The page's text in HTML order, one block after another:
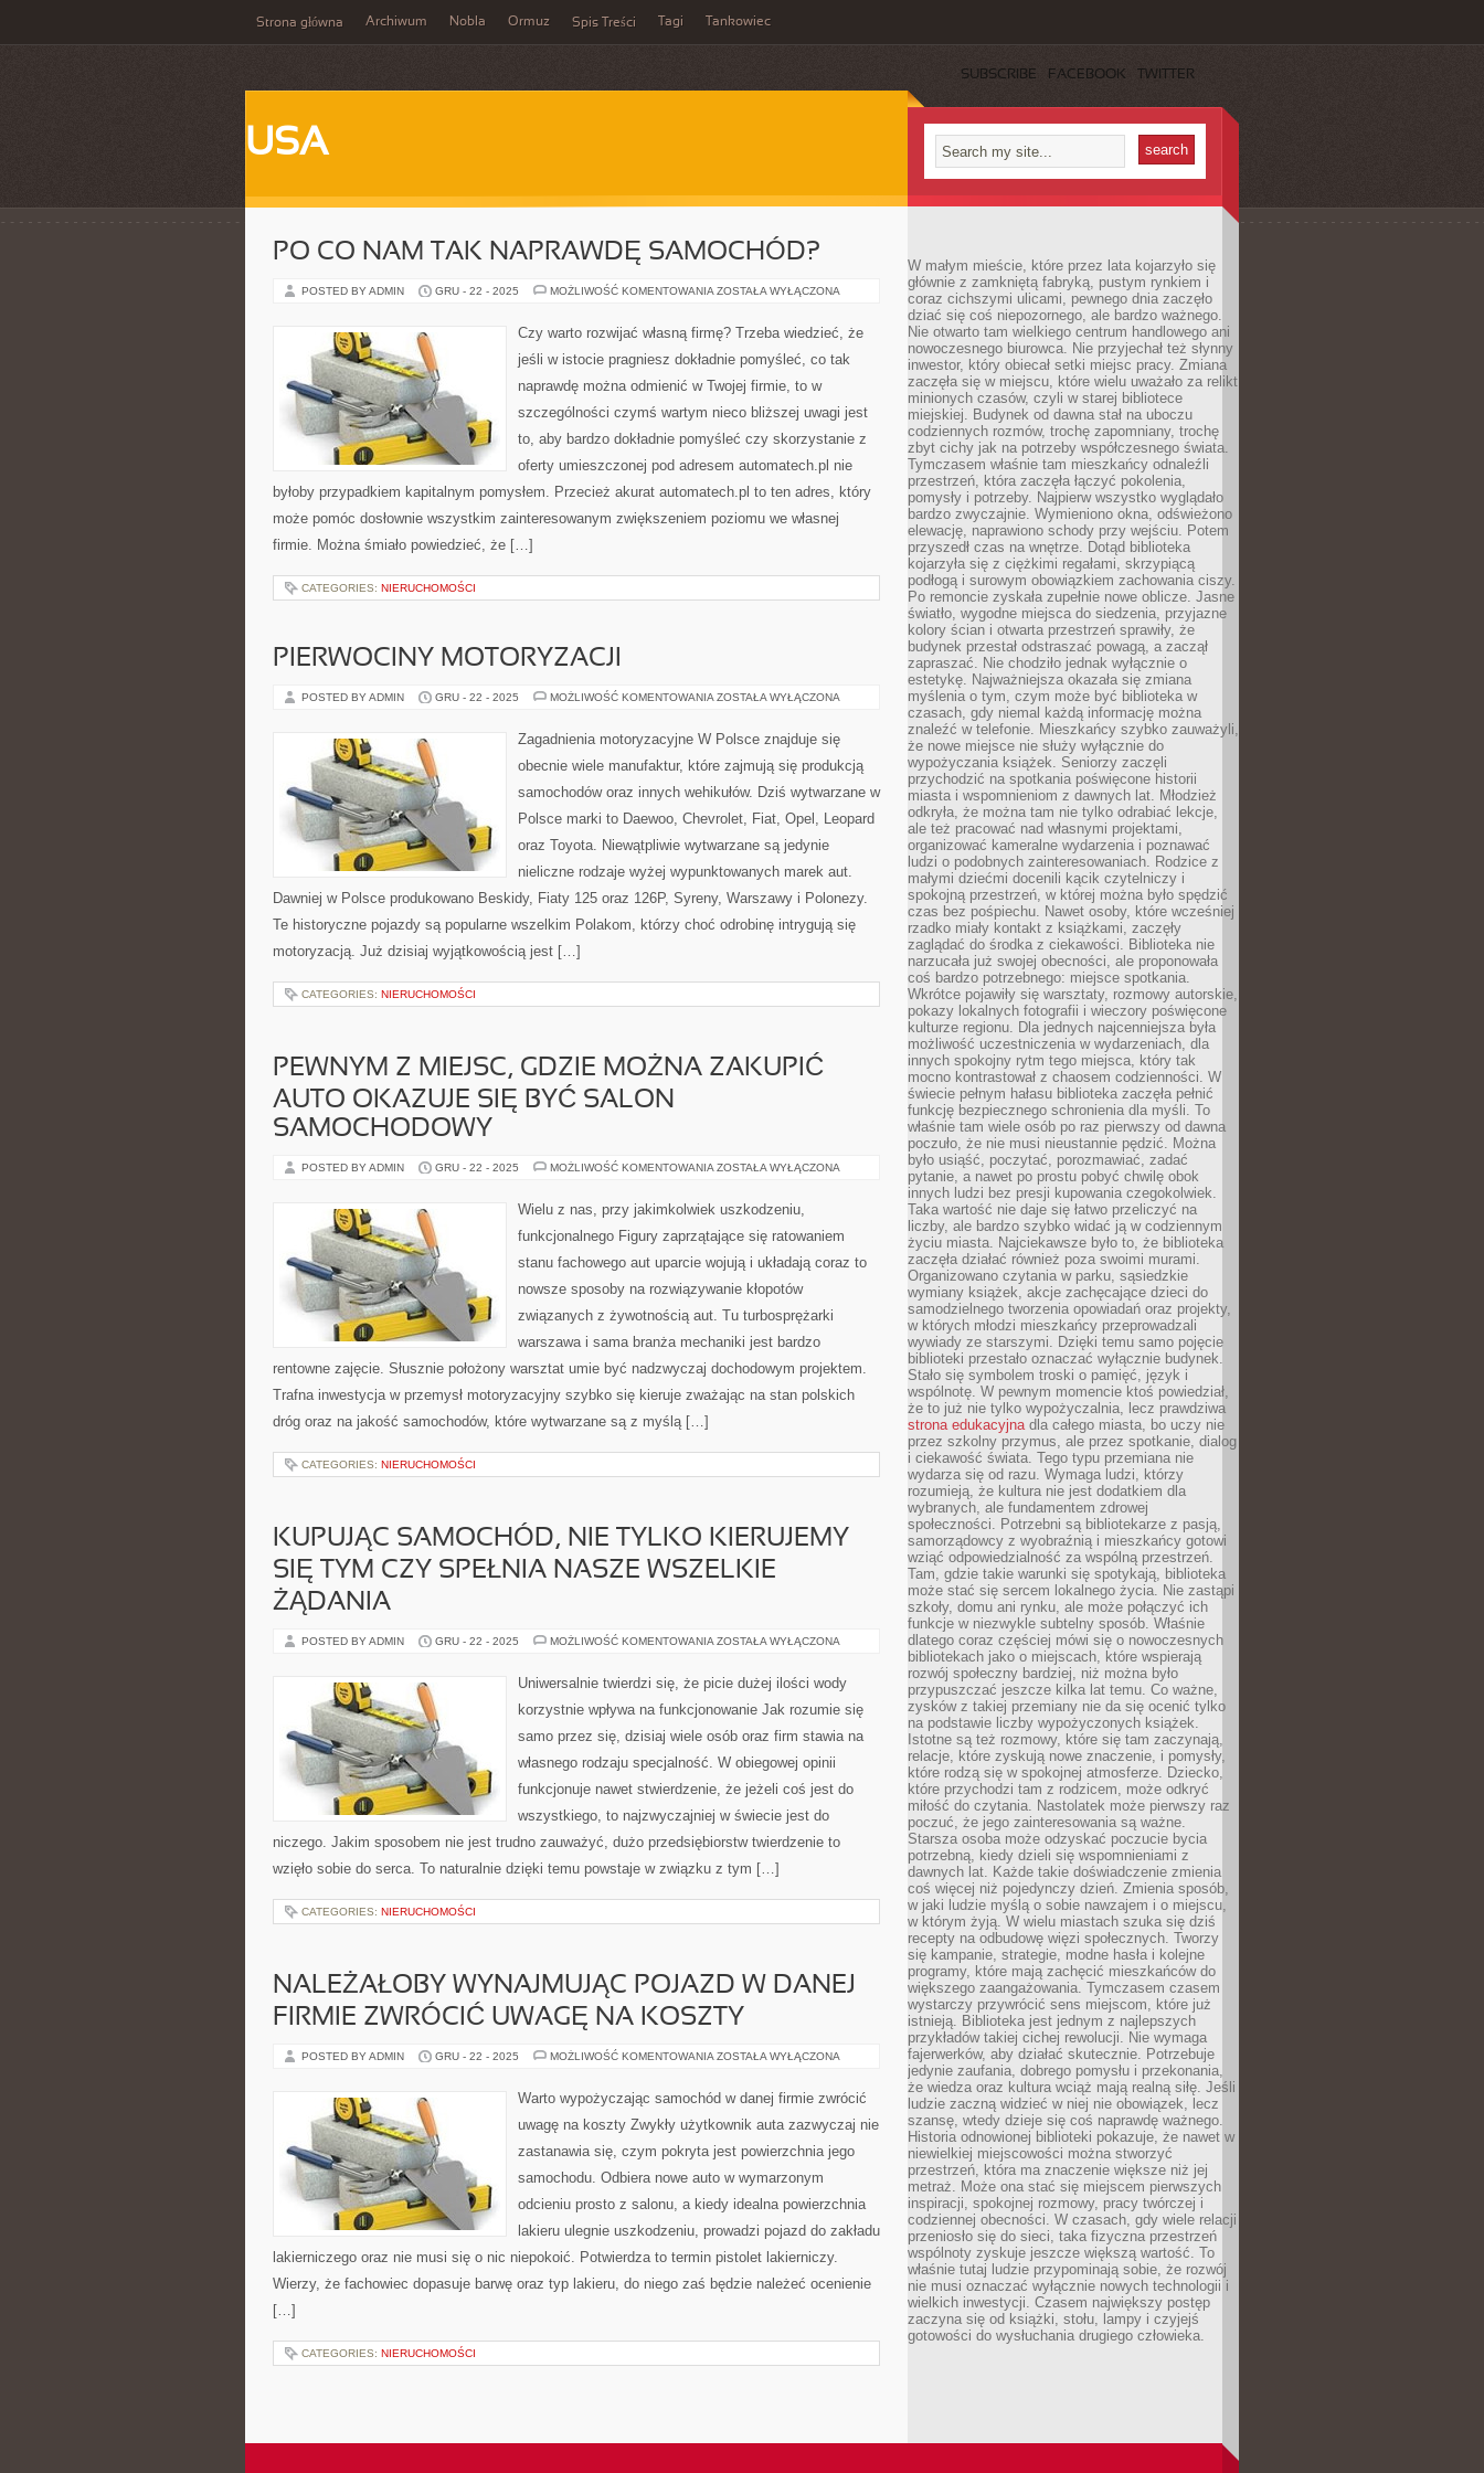
Strona główna Archiwum Nobla Ormuz Spis Treści Tagi Tankowiec
SUBSCRIBE FACEBOOK TWITTER
USA
PO CO NAM TAK NAPRAWDĘ SAMOCHÓD?
POSTED BY ADMIN GRU - 22 - 2025 MOŻLIWOŚĆ KOMENTOWANIA PO
TAK
NAPRAWDĘ
ZOSTAŁA WYŁĄCZONA
Czy warto rozwijać własną firmę? Trzeba wiedzieć, że
jeśli w istocie pragniesz dokładnie pomyśleć, co tak
naprawdę można odmienić w Twojej firmie, to w
szczególności czymś wartym nieco bliższej uwagi jest
to, aby bardzo dokładnie pomyśleć czy skorzystanie z
oferty umieszczonej pod adresem automatech.pl nie
byłoby przypadkiem kapitalnym pomysłem. Przecież akurat automatech.pl to ten adres, który
może pomóc dosłownie wszystkim zainteresowanym zwiększeniem poziomu we własnej
firmie. Można śmiało powiedzieć, że […]
CATEGORIES: NIERUCHOMOŚCI
PIERWOCINY MOTORYZACJI
POSTED BY ADMIN GRU - 22 - 2025 MOŻLIWOŚĆ KOMENTOWANIA PIERWOCINY
ZOSTAŁA WYŁĄCZONA
Zagadnienia motoryzacyjne W Polsce znajduje się
obecnie wiele manufaktur, które zajmują się produkcją
samochodów oraz innych wehikułów. Dziś wytwarzane w
Polsce marki to Daewoo, Chevrolet, Fiat, Opel, Leopard
oraz Toyota. Niewątpliwie wytwarzane są jedynie
nieliczne rodzaje wyżej wypunktowanych marek aut.
Dawniej w Polsce produkowano Beskidy, Fiaty 125 oraz 126P, Syreny, Warszawy i Polonezy.
Te historyczne pojazdy są popularne wszelkim Polakom, którzy choć odrobinę intrygują się
motoryzacją. Już dzisiaj wyjątkowością jest […]
CATEGORIES: NIERUCHOMOŚCI
PEWNYM Z MIEJSC, GDZIE MOŻNA ZAKUPIĆ
AUTO OKAZUJE SIĘ BYĆ SALON
SAMOCHODOWY
POSTED BY ADMIN GRU - 22 - 2025 MOŻLIWOŚĆ KOMENTOWANIA PEWNYM
GDZIE
MOŻNA
AUTO
SIĘ
SALON
SAMOCHODOWY
ZOSTAŁA WYŁĄCZONA
Wielu z nas, przy jakimkolwiek uszkodzeniu,
funkcjonalnego Figury zaprzątające się ratowaniem
stanu fachowego aut uparcie wojują i układają coraz to
nowsze sposoby na rozwiązywanie kłopotów
związanych z żywotnością aut. Tu turbosprężarki
warszawa i sama branża mechaniki jest bardzo
rentowne zajęcie. Słusznie położony warsztat umie być nadzwyczaj dochodowym projektem.
Trafna inwestycja w przemysł motoryzacyjny szybko się kieruje zważając na stan polskich
dróg oraz na jakość samochodów, które wytwarzane są z myślą […]
CATEGORIES: NIERUCHOMOŚCI
KUPUJĄC SAMOCHÓD, NIE TYLKO KIERUJEMY
SIĘ TYM CZY SPEŁNIA NASZE WSZELKIE
ŻĄDANIA
POSTED BY ADMIN GRU - 22 - 2025 MOŻLIWOŚĆ KOMENTOWANIA KUPUJĄC
TYLKO
KIERUJEMY
TYM
SPEŁNIA
WSZELKIE
ŻĄDANIA
ZOSTAŁA WYŁĄCZONA
Uniwersalnie twierdzi się, że picie dużej ilości wody
korzystnie wpływa na funkcjonowanie Jak rozumie się
samo przez się, dzisiaj wiele osób oraz firm stawia na
własnego rodzaju specjalność. W obiegowej opinii
funkcjonuje nawet stwierdzenie, że jeżeli coś jest do
wszystkiego, to najzwyczajniej w świecie jest do
niczego. Jakim sposobem nie jest trudno zauważyć, dużo przedsiębiorstw twierdzenie to
wzięło sobie do serca. To naturalnie dzięki temu powstaje w związku z tym […]
CATEGORIES: NIERUCHOMOŚCI
NALEŻAŁOBY WYNAJMUJĄC POJAZD W DANEJ
FIRMIE ZWRÓCIĆ UWAGĘ NA KOSZTY
POSTED BY ADMIN GRU - 22 - 2025 MOŻLIWOŚĆ KOMENTOWANIA NALEŻAŁOBY
W
DANEJ
ZWRÓCIĆ
NA
ZOSTAŁA WYŁĄCZONA
Warto wypożyczając samochód w danej firmie zwrócić
uwagę na koszty Zwykły użytkownik auta zazwyczaj nie
zastanawia się, czym pokryta jest powierzchnia jego
samochodu. Odbiera nowe auto w wymarzonym
odcieniu prosto z salonu, a kiedy idealna powierzchnia
lakieru ulegnie uszkodzeniu, prowadzi pojazd do zakładu
lakierniczego oraz nie musi się o nic niepokoić. Potwierdza to termin pistolet lakierniczy.
Wierzy, że fachowiec dopasuje barwę oraz typ lakieru, do niego zaś będzie należeć ocenienie
[…]
CATEGORIES: NIERUCHOMOŚCI
W małym mieście, które przez lata kojarzyło się
głównie z zamkniętą fabryką, pustym rynkiem i
coraz cichszymi ulicami, pewnego dnia zaczęło
dziać się coś niepozornego, ale bardzo ważnego.
Nie otwarto tam wielkiego centrum handlowego ani
nowoczesnego biurowca. Nie przyjechał też słynny
inwestor, który obiecał setki miejsc pracy. Zmiana
zaczęła się w miejscu, które wielu uważało za relikt
minionych czasów, czyli w starej bibliotece
miejskiej. Budynek od dawna stał na uboczu
codziennych rozmów, trochę zapomniany, trochę
zbyt cichy jak na potrzeby współczesnego świata.
Tymczasem właśnie tam mieszkańcy odnaleźli
przestrzeń, która zaczęła łączyć pokolenia,
pomysły i potrzeby. Najpierw wszystko wyglądało
bardzo zwyczajnie. Wymieniono okna, odświeżono
elewację, naprawiono schody przy wejściu. Potem
przyszedł czas na wnętrze. Dotąd biblioteka
kojarzyła się z ciężkimi regałami, skrzypiącą
podłogą i surowym obowiązkiem zachowania ciszy.
Po remoncie zyskała zupełnie nowe oblicze. Jasne
światło, wygodne miejsca do siedzenia, przyjazne
kolory ścian i otwarta przestrzeń sprawiły, że
budynek przestał odstraszać powagą, a zaczął
zapraszać. Nie chodziło jednak wyłącznie o
estetykę. Najważniejsza okazała się zmiana
myślenia o tym, czym może być biblioteka w
czasach, gdy niemal każdą informację można
znaleźć w telefonie. Mieszkańcy szybko zauważyli,
że nowe miejsce nie służy wyłącznie do
wypożyczania książek. Seniorzy zaczęli
przychodzić na spotkania poświęcone historii
miasta i wspomnieniom z dawnych lat. Młodzież
odkryła, że można tam nie tylko odrabiać lekcje,
ale też pracować nad własnymi projektami,
organizować kameralne wydarzenia i poznawać
ludzi o podobnych zainteresowaniach. Rodzice z
małymi dziećmi docenili kącik czytelniczy i
spokojną przestrzeń, w której można było spędzić
czas bez pośpiechu. Nawet osoby, które wcześniej
rzadko miały kontakt z książkami, zaczęły
zaglądać do środka z ciekawości. Biblioteka nie
narzucała już swojej obecności, ale proponowała
coś bardzo potrzebnego: miejsce spotkania.
Wkrótce pojawiły się warsztaty, rozmowy autorskie,
pokazy lokalnych fotografii i wieczory poświęcone
kulturze regionu. Dla jednych najcenniejsza była
możliwość uczestniczenia w wydarzeniach, dla
innych spokojny rytm tego miejsca, który tak
mocno kontrastował z chaosem codzienności. W
świecie pełnym hałasu biblioteka zaczęła pełnić
funkcję bezpiecznego schronienia dla myśli. To
właśnie tam wiele osób po raz pierwszy od dawna
poczuło, że nie musi nieustannie pędzić. Można
było usiąść, poczytać, porozmawiać, zadać
pytanie, a nawet po prostu pobyć chwilę obok
innych ludzi bez presji kupowania czegokolwiek.
Taka wartość nie daje się łatwo przeliczyć na
liczby, ale bardzo szybko widać ją w codziennym
życiu miasta. Najciekawsze było to, że biblioteka
zaczęła działać również poza swoimi murami.
Organizowano czytania w parku, sąsiedzkie
wymiany książek, akcje zachęcające dzieci do
samodzielnego tworzenia opowiadań oraz projekty,
w których młodzi mieszkańcy przeprowadzali
wywiady ze starszymi. Dzięki temu samo pojęcie
biblioteki przestało oznaczać wyłącznie budynek.
Stało się symbolem troski o pamięć, język i
wspólnotę. W pewnym momencie ktoś powiedział,
że to już nie tylko wypożyczalnia, lecz prawdziwa
strona edukacyjnadla całego miasta, bo uczy nie
przez szkolny przymus, ale przez spotkanie, dialog
i ciekawość świata. Tego typu przemiana nie
wydarza się od razu. Wymaga ludzi, którzy
rozumieją, że kultura nie jest dodatkiem dla
wybranych, ale fundamentem zdrowej
społeczności. Potrzebni są bibliotekarze z pasją,
samorządowcy z wyobraźnią i mieszkańcy gotowi
wziąć odpowiedzialność za wspólną przestrzeń.
Tam, gdzie takie warunki się spotykają, biblioteka
może stać się sercem lokalnego życia. Nie zastąpi
szkoły, domu ani rynku, ale może połączyć ich
funkcje w niezwykle subtelny sposób. Właśnie
dlatego coraz częściej mówi się o nowoczesnych
bibliotekach jako o miejscach, które wspierają
rozwój społeczny bardziej, niż można było
przypuszczać jeszcze kilka lat temu. Co ważne,
zysków z takiej przemiany nie da się ocenić tylko
na podstawie liczby wypożyczonych książek.
Istotne są też rozmowy, które się tam zaczynają,
relacje, które zyskują nowe znaczenie, i pomysły,
które rodzą się w spokojnej atmosferze. Dziecko,
które przychodzi tam z rodzicem, może odkryć
miłość do czytania. Nastolatek może pierwszy raz
poczuć, że jego zainteresowania są ważne.
Starsza osoba może odzyskać poczucie bycia
potrzebną, kiedy dzieli się wspomnieniami z
dawnych lat. Każde takie doświadczenie zmienia
coś więcej niż pojedynczy dzień. Zmienia sposób,
w jaki ludzie myślą o sobie nawzajem i o miejscu,
w którym żyją. W wielu miastach szuka się dziś
recepty na odbudowę więzi społecznych. Tworzy
się kampanie, strategie, modne hasła i kolejne
programy, które mają zachęcić mieszkańców do
większego zaangażowania. Tymczasem czasem
wystarczy przywrócić sens miejscom, które już
istnieją. Biblioteka jest jednym z najlepszych
przykładów takiej cichej rewolucji. Nie wymaga
fajerwerków, aby działać skutecznie. Potrzebuje
jedynie zaufania, dobrego pomysłu i przekonania,
że wiedza oraz kultura wciąż mają realną siłę. Jeśli
ludzie zaczną widzieć w niej nie obowiązek, lecz
szansę, wtedy dzieje się coś naprawdę ważnego.
Historia odnowionej biblioteki pokazuje, że nawet w
niewielkiej miejscowości można stworzyć
przestrzeń, która ma znaczenie większe niż jej
metraż. Może ona stać się miejscem pierwszych
inspiracji, spokojnej rozmowy, pracy twórczej i
codziennej obecności. W czasach, gdy wiele relacji
przeniosło się do sieci, taka fizyczna przestrzeń
wspólnoty zyskuje jeszcze większą wartość. To
właśnie tutaj ludzie przypominają sobie, że rozwój
nie musi oznaczać wyłącznie nowych technologii i
wielkich inwestycji. Czasem największy postęp
zaczyna się od książki, stołu, lampy i czyjejś
gotowości do wysłuchania drugiego człowieka.